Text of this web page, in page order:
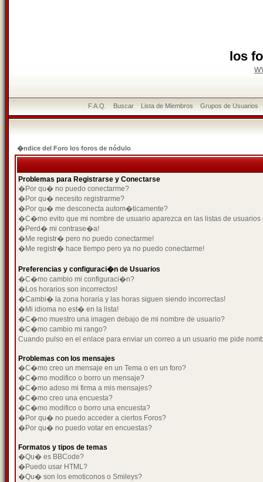
los
F.A.Q. Buscar Lista de Miembros Grupos de Usuarios
�ndice del Foro los foros de nódulo
Problemas para Registrarse y Conectarse
�Por qu� no puedo conectarme?
�Por qu� necesito registrarme?
�Por qu� me desconecta autom�ticamente?
�C�mo evito que mi nombre de usuario aparezca en las listas de usuarios
�Perd� mi contrase�a!
�Me registr� pero no puedo conectarme!
�Me registr� hace tiempo pero ya no puedo conectarme!
Preferencias y configuraci�n de Usuarios
�C�mo cambio mi configuraci�n?
�Los horarios son incorrectos!
�Cambi� la zona horaria y las horas siguen siendo incorrectas!
�Mi idioma no est� en la lista!
�C�mo muestro una imagen debajo de mi nombre de usuario?
�C�mo cambio mi rango?
Cuando pulso en el enlace para enviar un correo a un usuario me pide
Problemas con los mensajes
�C�mo creo un mensaje en un Tema o en un foro?
�C�mo modifico o borro un mensaje?
�C�mo adoso mi firma a mis mensajes?
�C�mo creo una encuesta?
�C�mo modifico o borro una encuesta?
�Por qu� no puedo acceder a ciertos Foros?
�Por qu� no puedo votar en encuestas?
Formatos y tipos de temas
�Qu� es BBCode?
�Puedo usar HTML?
�Qu� son los emoticonos o Smileys?